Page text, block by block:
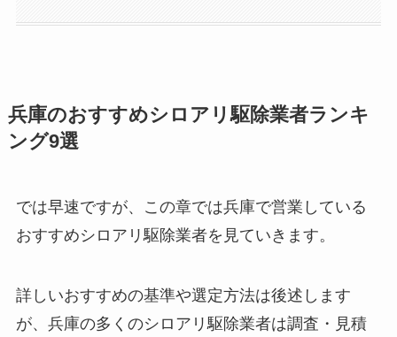
兵庫のおすすめシロアリ駆除業者ランキ
ング9選
では早速ですが、この章では兵庫で営業している
おすすめシロアリ駆除業者を見ていきます。
詳しいおすすめの基準や選定方法は後述します
が、兵庫の多くのシロアリ駆除業者は調査・見積